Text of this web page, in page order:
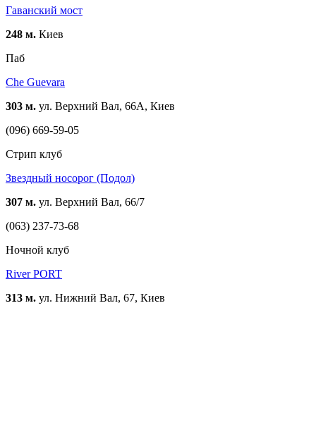
Гаванский мост
248 м. Киев
Паб
Che Guevara
303 м. ул. Верхний Вал, 66А, Киев
(096) 669-59-05
Стрип клуб
Звездный носорог (Подол)
307 м. ул. Верхний Вал, 66/7
(063) 237-73-68
Ночной клуб
River PORT
313 м. ул. Нижний Вал, 67, Киев